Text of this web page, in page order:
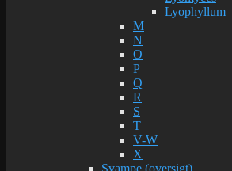
Lyophyllum
M
N
O
P
Q
R
S
T
V-W
X
Svampe (oversigt)